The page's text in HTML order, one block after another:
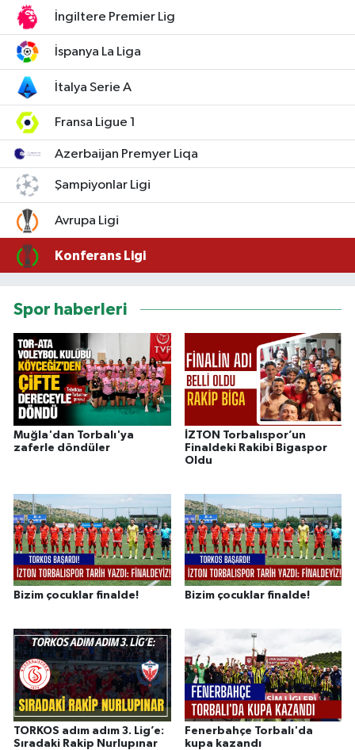
İngiltere Premier Lig
İspanya La Liga
İtalya Serie A
Fransa Ligue 1
Azerbaijan Premyer Liqa
Şampiyonlar Ligi
Avrupa Ligi
Konferans Ligi
Spor haberleri
Muğla'dan Torbalı'ya
zaferle döndüler
İZTON Torbalıspor’un
Finaldeki Rakibi Bigaspor
Oldu
Bizim çocuklar finalde! Bizim çocuklar finalde!
TORKOS adım adım 3. Lig’e:
Sıradaki Rakip Nurlupınar
Fenerbahçe Torbalı'da
kupa kazandı